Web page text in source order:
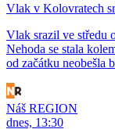
Vlak v Kolovratech
Vlak srazil ve středu
Nehoda se stala
od začátku neobešla
Náš REGION
dnes, 13:30